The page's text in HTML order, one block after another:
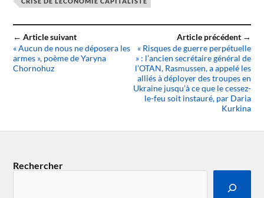
← Article suivant
« Aucun de nous ne déposera les
armes », poème de Yaryna
Chornohuz
Article précédent →
« Risques de guerre perpétuelle
» : l’ancien secrétaire général de
l’OTAN, Rasmussen, a appelé les
alliés à déployer des troupes en
Ukraine jusqu’à ce que le cessez-
le-feu soit instauré, par Daria
Kurkina
Rechercher